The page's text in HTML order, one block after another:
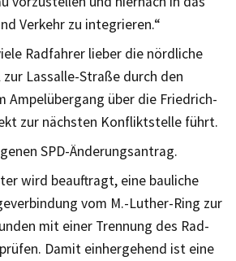
Verkehr zu integrieren.“
Radfahrer lieber die nördliche
Lassalle-Straße durch den
Ampelübergang über die Friedrich-
zur nächsten Konfliktstelle führt.
SPD-Änderungsantrag.
wird beauftragt, eine bauliche
vom M.-Luther-Ring zur
mit einer Trennung des Rad-
Damit einhergehend ist eine